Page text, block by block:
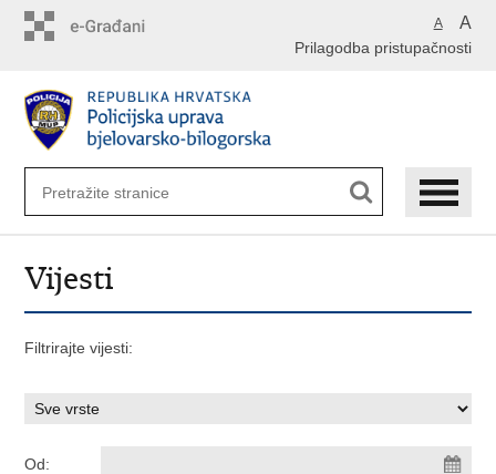
A A
Prilagodba pristupačnosti
Vijesti
Filtrirajte vijesti:
Od: